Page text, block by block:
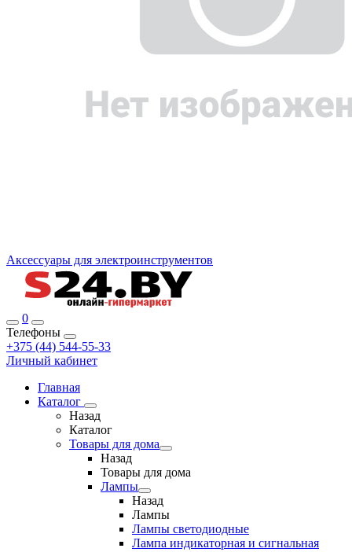
Аксессуары для электроинструментов
0
Телефоны
+375 (44) 544-55-33
Личный кабинет
Главная
Каталог
Назад
Каталог
Товары для дома
Назад
Товары для дома
Лампы
Назад
Лампы
Лампы светодиодные
Лампа индикаторная и сигнальная